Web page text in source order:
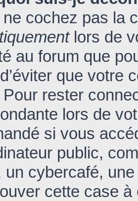
ne cochez pas la
lors de
au forum que
que votre
Pour rester
lors de
si vous
public,
un cybercafé,
cette case à